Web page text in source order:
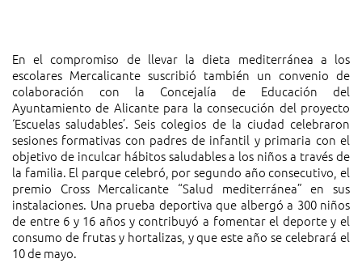
En el compromiso de llevar la dieta mediterránea a los
escolares Mercalicante suscribió también un convenio de
colaboración con la Concejalía de Educación del
Ayuntamiento de Alicante para la consecución del proyecto
‘Escuelas saludables’. Seis colegios de la ciudad celebraron
sesiones formativas con padres de infantil y primaria con el
objetivo de inculcar hábitos saludables a los niños a través de
la familia. El parque celebró, por segundo año consecutivo, el
premio Cross Mercalicante “Salud mediterránea” en sus
instalaciones. Una prueba deportiva que albergó a 300 niños
de entre 6 y 16 años y contribuyó a fomentar el deporte y el
consumo de frutas y hortalizas, y que este año se celebrará el
10 de mayo.